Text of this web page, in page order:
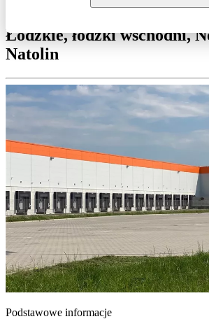
Łódzkie, łódzki wschodni,
Natolin
Podstawowe informacje